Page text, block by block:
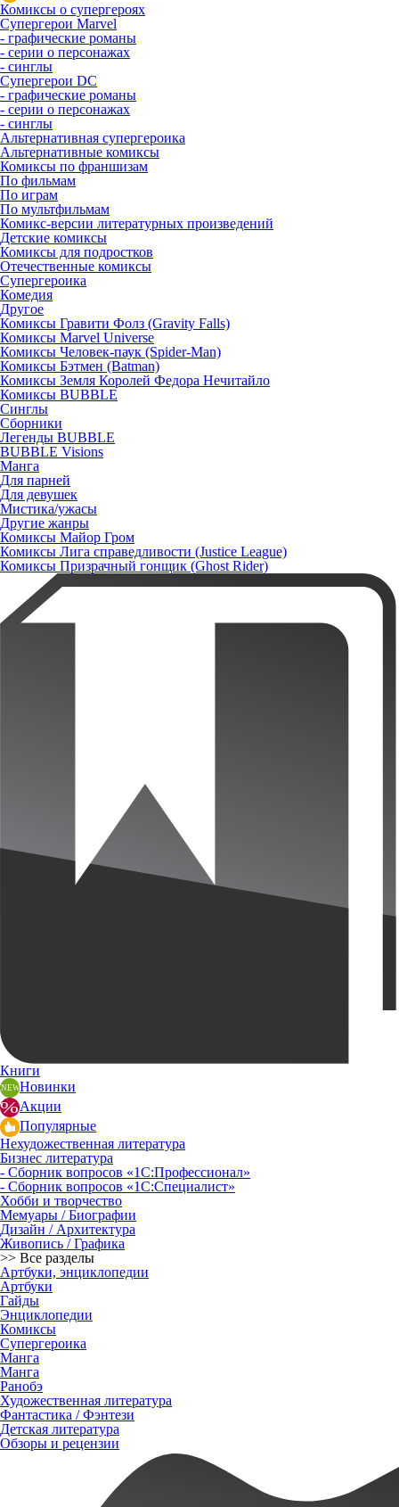
Комиксы о супергероях
Супергерои Marvel
- графические романы
- серии о персонажах
- синглы
Супергерои DC
- графические романы
- серии о персонажах
- синглы
Альтернативная супергероика
Альтернативные комиксы
Комиксы по франшизам
По фильмам
По играм
По мультфильмам
Комикс-версии литературных произведений
Детские комиксы
Комиксы для подростков
Отечественные комиксы
Супергероика
Комедия
Другое
Комиксы Гравити Фолз (Gravity Falls)
Комиксы Marvel Universe
Комиксы Человек-паук (Spider-Man)
Комиксы Бэтмен (Batman)
Комиксы Земля Королей Федора Нечитайло
Комиксы BUBBLE
Синглы
Сборники
Легенды BUBBLE
BUBBLE Visions
Манга
Для парней
Для девушек
Мистика/ужасы
Другие жанры
Комиксы Майор Гром
Комиксы Лига справедливости (Justice League)
Комиксы Призрачный гонщик (Ghost Rider)
Книги
Новинки
Акции
Популярные
Нехудожественная литература
Бизнес литература
- Сборник вопросов «1С:Профессионал»
- Сборник вопросов «1С:Специалист»
Хобби и творчество
Мемуары / Биографии
Дизайн / Архитектура
Живопись / Графика
>> Все разделы
Артбуки, энциклопедии
Артбуки
Гайды
Энциклопедии
Комиксы
Супергероика
Манга
Манга
Ранобэ
Художественная литература
Фантастика / Фэнтези
Детская литература
Обзоры и рецензии